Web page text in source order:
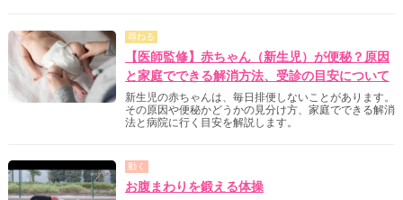
尋ねる
【医師監修】赤ちゃん（新生児）が便秘？原因
と家庭でできる解消方法、受診の目安について
新生児の赤ちゃんは、毎日排便しないことがあります。
その原因や便秘かどうかの見分け方、家庭でできる解消
法と病院に行く目安を解説します。
動く
お腹まわりを鍛える体操